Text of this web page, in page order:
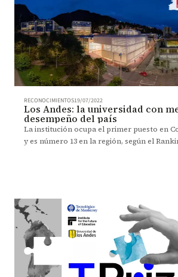
RECONOCIMIENTOS19/07/2022
Los Andes: la universidad con
desempeño del país
La institución ocupa el primer puesto en
y es número 13 en la región, según el